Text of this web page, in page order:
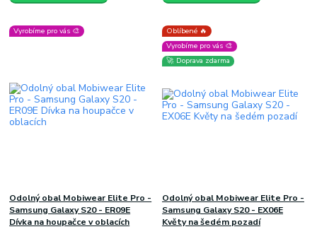
Vyrobíme pro vás 🎨
Odolný obal Mobiwear Elite Pro -
Samsung Galaxy S20 - ER09E
Dívka na houpačce v oblacích
Oblíbené 🔥
Vyrobíme pro vás 🎨
🚀 Doprava zdarma
Odolný obal Mobiwear Elite Pro -
Samsung Galaxy S20 - EX06E
Květy na šedém pozadí